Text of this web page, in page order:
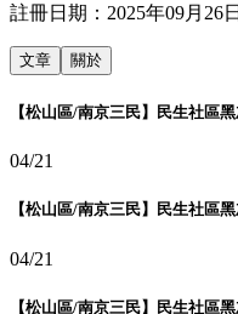
註冊日期： 2025年09月26日
文章 關於
【松山區/南京三民】民生社區
04/21
【松山區/南京三民】民生社區
04/21
【松山區/南京三民】民生社區